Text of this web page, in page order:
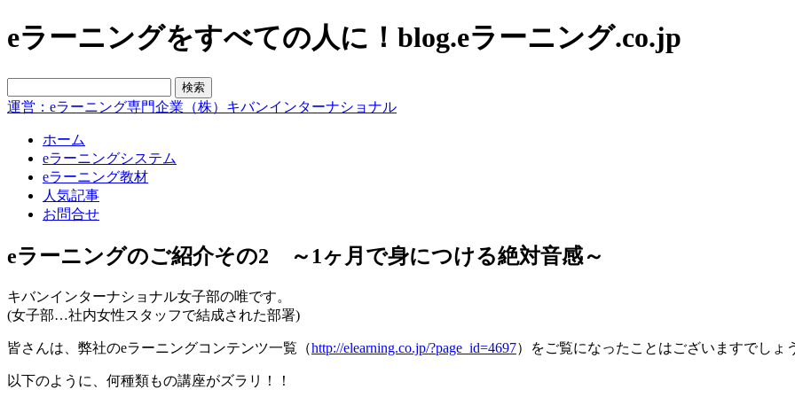
eラーニングをすべての人に！blog.eラーニング.co.jp
運営：eラーニング専門企業（株）キバンインターナショナル
ホーム
eラーニングシステム
eラーニング教材
人気記事
お問合せ
eラーニングのご紹介その2 ～1ヶ月で身につける絶対音感～
キバンインターナショナル女子部の唯です。
(女子部…社内女性スタッフで結成された部署)
皆さんは、弊社のeラーニングコンテンツ一覧（http://elearning.co.jp/?page_id=4697）をご覧になったことはございますでしょ
以下のように、何種類もの講座がズラリ！！